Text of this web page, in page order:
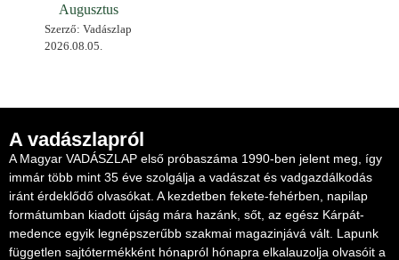
Augusztus
Szerző: Vadászlap
2026.08.05.
A vadászlapról
A Magyar VADÁSZLAP első próbaszáma 1990-ben jelent meg, így
immár több mint 35 éve szolgálja a vadászat és vadgazdálkodás
iránt érdeklődő olvasókat. A kezdetben fekete-fehérben, napilap
formátumban kiadott újság mára hazánk, sőt, az egész Kárpát-
medence egyik legnépszerűbb szakmai magazinjává vált. Lapunk
független sajtótermékként hónapról hónapra elkalauzolja olvasóit a